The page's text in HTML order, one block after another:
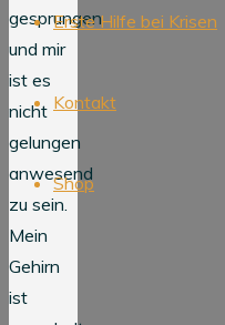
Erste Hilfe bei Krisen
Kontakt
Shop
gesprungen
und mir
ist es
nicht
gelungen
anwesend
zu sein.
Mein
Gehirn
ist